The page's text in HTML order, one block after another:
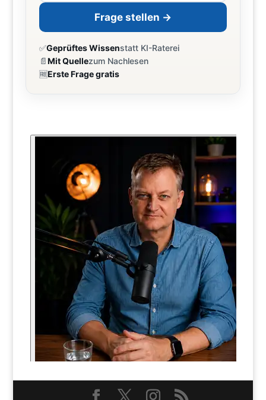
Frage stellen →
✅Geprüftes Wissenstatt KI-Raterei
📄Mit Quellezum Nachlesen
🆓Erste Frage gratis